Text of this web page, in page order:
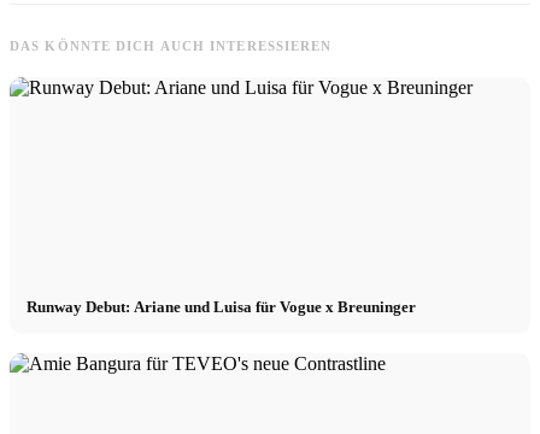
DAS KÖNNTE DICH AUCH INTERESSIEREN
Runway Debut: Ariane und Luisa für Vogue x Breuninger